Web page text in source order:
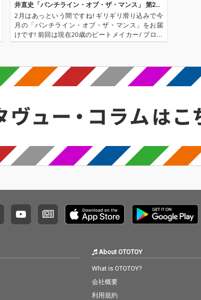
井直史「パンチライン・オブ・ザ・マンス」 第25
回
2月はあっという間ですね! ギリギリ滑り込みで今
月の「パンチライン・オブ・ザ・マンス」をお届
けです! 前回は現在20歳のビートメイカー/ プロデ
ューサーしてANARCHYが新プロジェクトとして立
About OTOTOY
What is OTOTOY?
会社概要
利用規約